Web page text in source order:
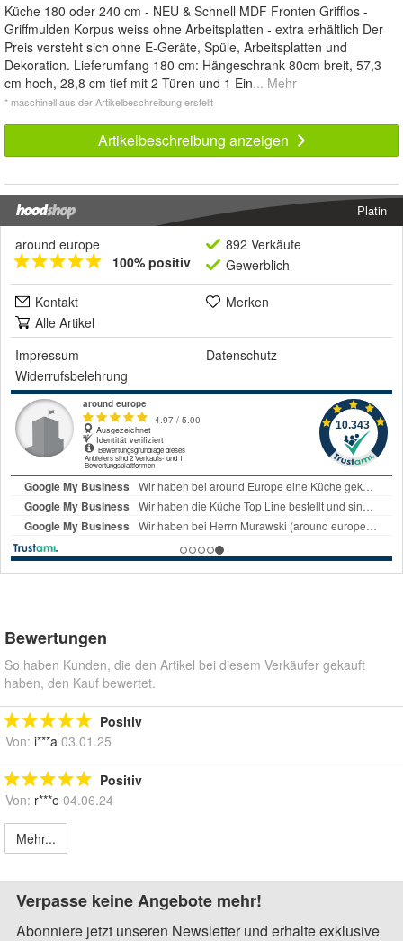
Küche 180 oder 240 cm - NEU & Schnell MDF Fronten Grifflos -
Griffmulden Korpus weiss ohne Arbeitsplatten - extra erhältlich Der
Preis versteht sich ohne E-Geräte, Spüle, Arbeitsplatten und
Dekoration. Lieferumfang 180 cm: Hängeschrank 80cm breit, 57,3
cm hoch, 28,8 cm tief mit 2 Türen und 1 Ein... Mehr
* maschinell aus der Artikelbeschreibung erstellt
Artikelbeschreibung anzeigen
Platin
around europe
100% positiv
892 Verkäufe
Gewerblich
Kontakt
Merken
Alle Artikel
Impressum
Datenschutz
Widerrufsbelehrung
Bewertungen
So haben Kunden, die den Artikel bei diesem Verkäufer gekauft
haben, den Kauf bewertet.
Positiv
Von: i***a 03.01.25
Positiv
Von: r***e 04.06.24
Mehr...
Verpasse keine Angebote mehr!
Abonniere jetzt unseren Newsletter und erhalte exklusive